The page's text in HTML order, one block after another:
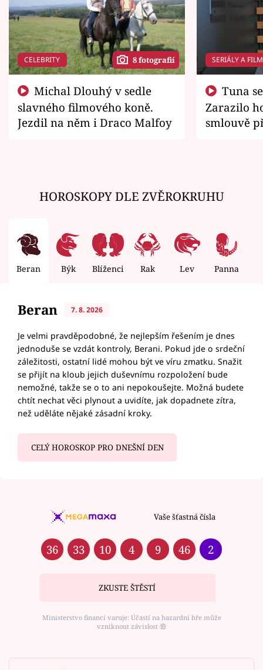
CELEBRITY 8 fotografií
slavného filmového koně.
Jezdil na něm i Draco Malfoy
SERIÁLY A
Zarazilo
smlouvě
HOROSKOPY DLE ZVĚROKRUHU
Beran Býk Blíženci Rak Lev Panna
Beran 7. 8. 2026
Je velmi pravděpodobné, že nejlepším řešením je dnes
jednoduše se vzdát kontroly, Berani. Pokud jde o srdeční
záležitosti, ostatní lidé mohou být ve víru zmatku. Snažit
se přijít na kloub jejich duševnímu rozpoložení bude
nemožné, takže se o to ani nepokoušejte. Možná budete
chtít nechat věci plynout a uvidíte, jak dopadnete zítra,
než uděláte nějaké zásadní kroky.
CELÝ HOROSKOP PRO DNEŠNÍ DEN
Vaše šťastná čísla
36 33 10 4 9 46 2
ZKUSTE ŠTĚSTÍ
Ministerstvo financí varuje: Účastí na hazardní hře může
vzniknout závislost ⑱